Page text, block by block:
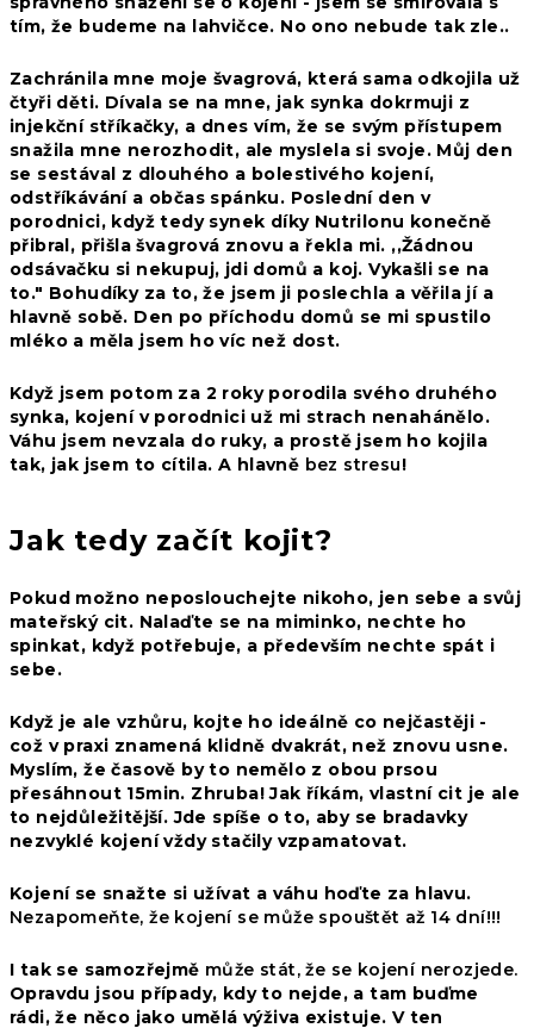
tím, že budeme na lahvičce. No ono nebude tak zle..
Zachránila mne moje švagrová, která sama odkojila už
čtyři děti. Dívala se na mne, jak synka dokrmuji z
injekční stříkačky, a dnes vím, že se svým přístupem
snažila mne nerozhodit, ale myslela si svoje. Můj den
se sestával z dlouhého a bolestivého kojení,
odstříkávání a občas spánku. Poslední den v
porodnici, když tedy synek díky Nutrilonu konečně
přibral, přišla švagrová znovu a řekla mi. ,,Žádnou
odsávačku si nekupuj, jdi domů a koj. Vykašli se na
to." Bohudíky za to, že jsem ji poslechla a věřila jí a
hlavně sobě. Den po příchodu domů se mi spustilo
mléko a měla jsem ho víc než dost.
Když jsem potom za 2 roky porodila svého druhého
synka, kojení v porodnici už mi strach nenahánělo.
Váhu jsem nevzala do ruky, a prostě jsem ho kojila
tak, jak jsem to cítila. A hlavně bez stresu!
Jak tedy začít kojit?
Pokud možno neposlouchejte nikoho, jen sebe a svůj
mateřský cit. Nalaďte se na miminko, nechte ho
spinkat, když potřebuje, a především nechte spát i
sebe.
Když je ale vzhůru, kojte ho ideálně co nejčastěji -
což v praxi znamená klidně dvakrát, než znovu usne.
Myslím, že časově by to nemělo z obou prsou
přesáhnout 15min. Zhruba! Jak říkám, vlastní cit je ale
to nejdůležitější. Jde spíše o to, aby se bradavky
nezvyklé kojení vždy stačily vzpamatovat.
Kojení se snažte si užívat a váhu hoďte za hlavu.
Nezapomeňte, že kojení se může spouštět až 14 dní!!!
I tak se samozřejmě může stát, že se kojení nerozjede.
Opravdu jsou případy, kdy to nejde, a tam buďme
rádi, že něco jako umělá výživa existuje. V ten